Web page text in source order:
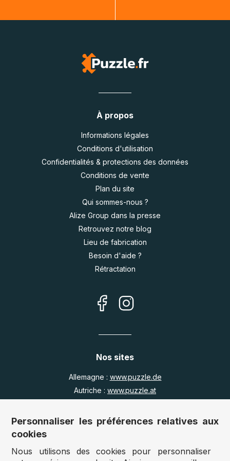
À propos
Informations légales
Conditions d'utilisation
Confidentialités & protections des données
Conditions de vente
Plan du site
Qui sommes-nous ?
Alize Group dans la presse
Retrouvez notre blog
Lieu de fabrication
Besoin d'aide ?
Rétractation
Nos sites
Allemagne : www.puzzle.de
Autriche : www.puzzle.at
Royaume Uni :
www.jigsawpuzzle.co.uk
Accès revendeurs / détaillants
Personnaliser les préférences relatives aux
cookies
Nous utilisons des cookies pour personnaliser